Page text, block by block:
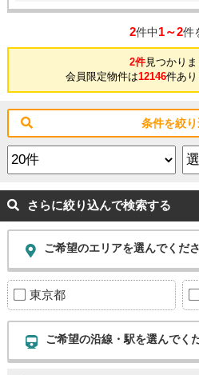
2件中1～2件
2件見つかりま
会員限定物件は12146件あり
条件を絞
さらに絞り込んで検索する
ご希望のエリアを選んでくだ
東京都
ご希望の沿線・駅を選んでく